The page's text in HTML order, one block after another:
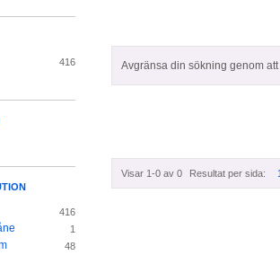
Avgränsa din sökning genom
Visar 1-0 av 0 Resultat per sida:
416
416
1
48